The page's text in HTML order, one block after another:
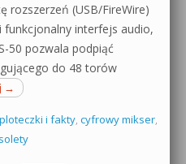
rozszerzeń (USB/FireWire)
funkcjonalny interfejs audio,
50 pozwala podpiąć
do 48 torów
→
i fakty, cyfrowy mikser,